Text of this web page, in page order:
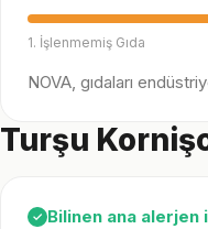
1. İşlenmemiş Gıda
NOVA, gıdaları
Turşu
✓ Bilinen ana alerjen